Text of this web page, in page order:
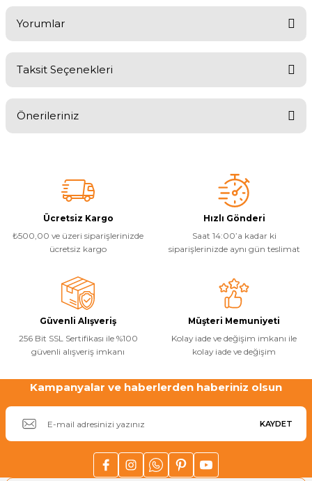
Yorumlar
Taksit Seçenekleri
Önerileriniz
Görüş ve önerileriniz için teşekkür ederiz.
Ürün resmi kalitesiz, bozuk veya görüntülenemiyor.
Ürün açıklamasında eksik bilgiler bulunuyor.
Ürün bilgilerinde hatalar bulunuyor.
Ürün fiyatı diğer sitelerden daha pahalı.
Bu ürüne benzer farklı alternatifler olmalı.
Gönder
Ücretsiz Kargo
₺500,00 ve üzeri siparişlerinizde
ücretsiz kargo
Hızlı Gönderi
Saat 14:00’a kadar ki
siparişlerinizde aynı gün teslimat
Güvenli Alışveriş
256 Bit SSL Sertifikası ile %100
güvenli alışveriş imkanı
Müşteri Memuniyeti
Kolay iade ve değişim imkanı ile
kolay iade ve değişim
Kampanyalar ve haberlerden haberiniz olsun
KAYDET